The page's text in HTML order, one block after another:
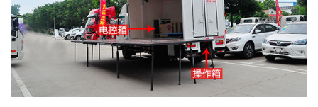
政策法规
行业标准